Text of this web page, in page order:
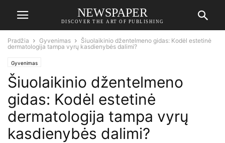
NEWSPAPER
DISCOVER THE ART OF PUBLISHING
Pradžia Gyvenimas
Šiuolaikinio džentelmeno gidas: Kodėl estetinė
dermatologija tampa vyrų kasdienybės dalimi?
Gyvenimas
Šiuolaikinio džentelmeno
gidas: Kodėl estetinė
dermatologija tampa vyrų
kasdienybės dalimi?